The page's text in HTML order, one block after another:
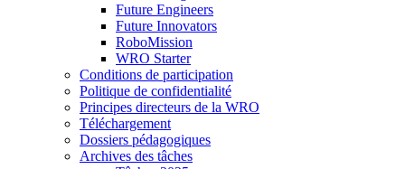
Future Engineers
Future Innovators
RoboMission
WRO Starter
Conditions de participation
Politique de confidentialité
Principes directeurs de la WRO
Téléchargement
Dossiers pédagogiques
Archives des tâches